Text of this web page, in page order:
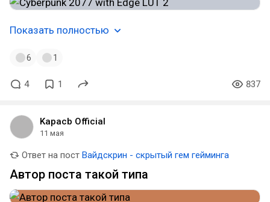
Показать полностью
6 1
4 1 837
Kapacb Official
11 мая
Ответ на пост Вайдскрин - скрытый гем гейминга
Автор поста такой типа